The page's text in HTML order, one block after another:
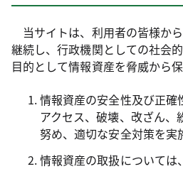
当サイトは、利用者の皆様か
継続し、行政機関としての社会
目的として情報資産を脅威から保
情報資産の安全性及び正確
アクセス、破壊、改ざん
努め、適切な安全対策を実
情報資産の取扱については